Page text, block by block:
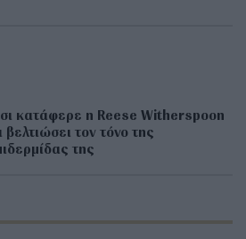
κατάφερε η Reese Witherspoon
βελτιώσει τον τόνο της
της